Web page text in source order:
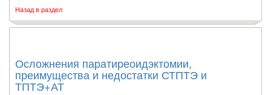
Назад в раздел
Осложнения паратиреоидэктомии,
преимущества и недостатки СТПТЭ и
ТПТЭ+АТ